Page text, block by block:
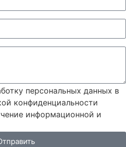
персональных данных в
конфиденциальности
информационной и